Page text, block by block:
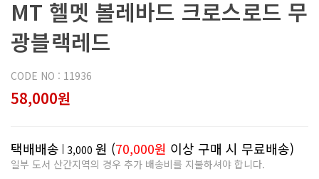
MT 헬멧 볼레바드 크로스로드 무
광블랙레드
CODE NO : 11936
58,000원
택배배송 3,000 원 (70,000원 이상 구매 시 무료배송)
일부 도서 산간지역의 경우 추가 배송비를 지불하셔야 합니다.